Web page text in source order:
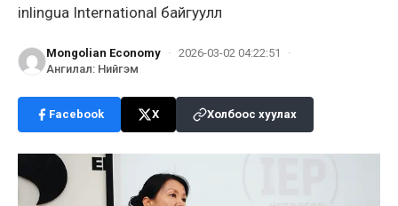
inlingua International байгуулл
Mongolian Economy · 2026-03-02 04:22:51
·
Ангилал: Нийгэм
Facebook X Холбоос хуулах